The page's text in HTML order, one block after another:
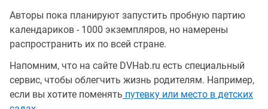
Авторы пока планируют запустить пробную партию
календариков - 1000 экземпляров, но намерены
распространить их по всей стране.
Напомним, что на сайте DVHab.ru есть специальный
сервис, чтобы облегчить жизнь родителям. Например,
если вы хотите поменять путевку или место в детских